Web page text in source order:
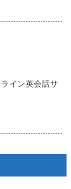
イン英会話サ